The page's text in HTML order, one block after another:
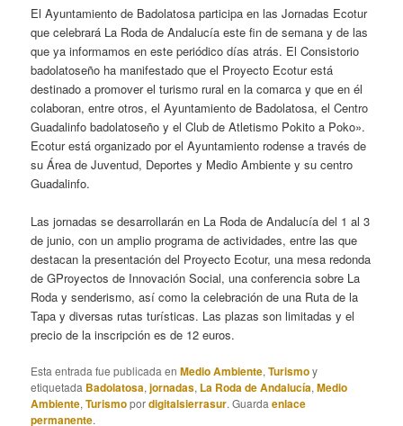
El Ayuntamiento de Badolatosa participa en las Jornadas Ecotur
que celebrará La Roda de Andalucía este fin de semana y de las
que ya informamos en este periódico días atrás. El Consistorio
badolatoseño ha manifestado que el Proyecto Ecotur está
destinado a promover el turismo rural en la comarca y que en él
colaboran, entre otros, el Ayuntamiento de Badolatosa, el Centro
Guadalinfo badolatoseño y el Club de Atletismo Pokito a Poko».
Ecotur está organizado por el Ayuntamiento rodense a través de
su Área de Juventud, Deportes y Medio Ambiente y su centro
Guadalinfo.
Las jornadas se desarrollarán en La Roda de Andalucía del 1 al 3
de junio, con un amplio programa de actividades, entre las que
destacan la presentación del Proyecto Ecotur, una mesa redonda
de GProyectos de Innovación Social, una conferencia sobre La
Roda y senderismo, así como la celebración de una Ruta de la
Tapa y diversas rutas turísticas. Las plazas son limitadas y el
precio de la inscripción es de 12 euros.
Esta entrada fue publicada enMedio Ambiente,Turismoy
etiquetada Badolatosa,jornadas, La Roda de Andalucía,Medio
Ambiente,Turismopordigitalsierrasur. Guardaenlace
permanente.